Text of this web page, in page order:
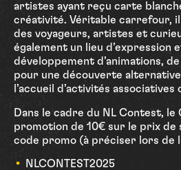
artistes ayant reçu carte
créativité. Véritable carrefour,
des voyageurs, artistes et
également un lieu d’expression
développement d’animations,
pour une découverte
l’accueil d’activités
Dans le cadre du NL Contest,
promotion de 10€ sur le prix de
code promo (à préciser lors de
NLCONTEST2025